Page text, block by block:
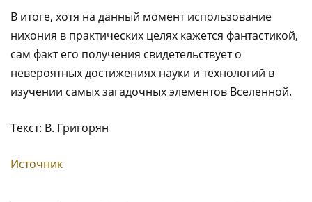
В итоге, хотя на данный момент использование
нихония в практических целях кажется фантастикой,
сам факт его получения свидетельствует о
невероятных достижениях науки и технологий в
изучении самых загадочных элементов Вселенной.
Текст: В. Григорян
Источник